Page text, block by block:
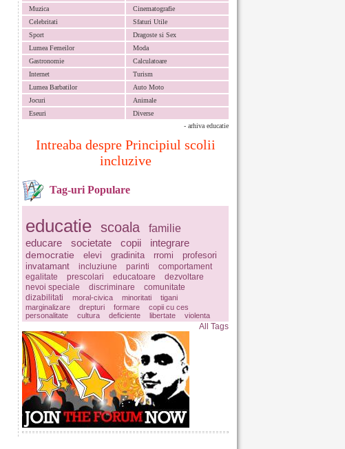
Muzica
Cinematografie
Celebritati
Sfaturi Utile
Sport
Dragoste si Sex
Lumea Femeilor
Moda
Gastronomie
Calculatoare
Internet
Turism
Lumea Barbatilor
Auto Moto
Jocuri
Animale
Eseuri
Diverse
- arhiva educatie
Intreaba despre Principiul scolii
incluzive
Tag-uri Populare
educatie scoala
familie
educare
societate copii integrare
democratie elevi gradinita rromi
profesori
invatamant
incluziune parinti
comportament
egalitate
prescolari educatoare
dezvoltare
nevoi speciale
discriminare
comunitate
dizabilitati
moral-civica minoritati
tigani
marginalizare
drepturi formare
copii cu ces
personalitate
cultura deficiente libertate violenta
All Tags